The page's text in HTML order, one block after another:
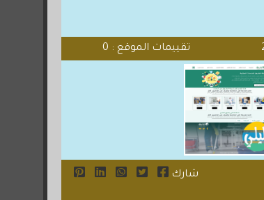
تقييمات الموقع : 0
شارك